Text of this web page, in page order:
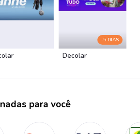
-5 DIAS
Decolar
para você